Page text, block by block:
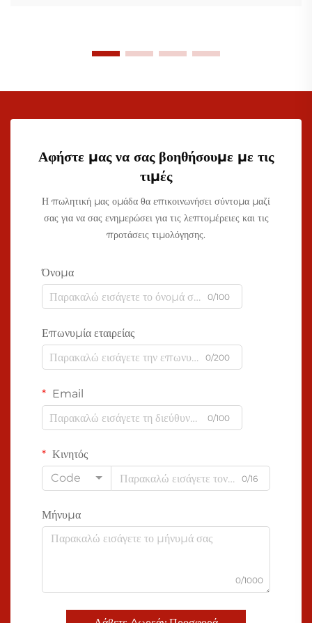
Αφήστε μας να σας βοηθήσουμε με τις
τιμές
Η πωλητική μας ομάδα θα επικοινωνήσει σύντομα μαζί
σας για να σας ενημερώσει για τις λεπτομέρειες και τις
προτάσεις τιμολόγησης.
Όνομα
0/100
Επωνυμία εταιρείας
0/200
Email
0/100
Κινητός
Code
0/16
Μήνυμα
0/1000